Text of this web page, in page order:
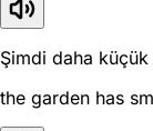
Şimdi daha
the garden has